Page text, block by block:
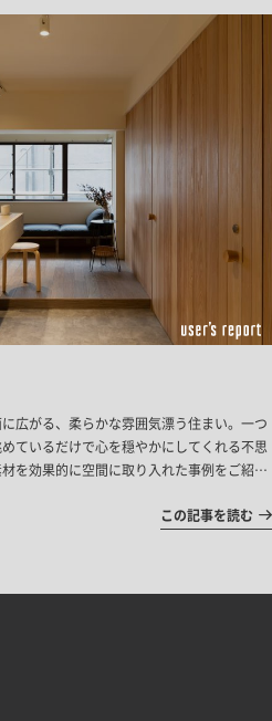
広がる、柔らかな雰囲気漂う住まい。一つ
ているだけで心を穏やかにしてくれる不思
を効果的に空間に取り入れた事例をご紹介
この記事を読む